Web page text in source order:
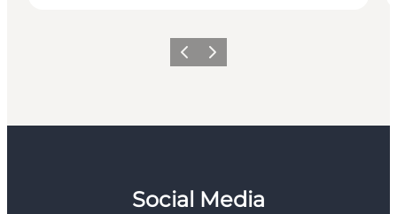
ZurückWeiter
Social Media